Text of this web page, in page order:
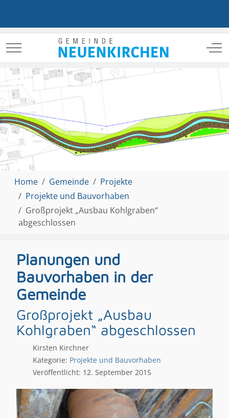
Mobile Menu Toggle
Home Gemeinde
Projekte
Projekte und Bauvorhaben
Großprojekt „Ausbau Kohlgraben“
abgeschlossen
Planungen und
Bauvorhaben in der
Gemeinde
Großprojekt „Ausbau
Kohlgraben“ abgeschlossen
Kirsten Kirchner
Kategorie: Projekte und Bauvorhaben
Veröffentlicht: 12. September 2015